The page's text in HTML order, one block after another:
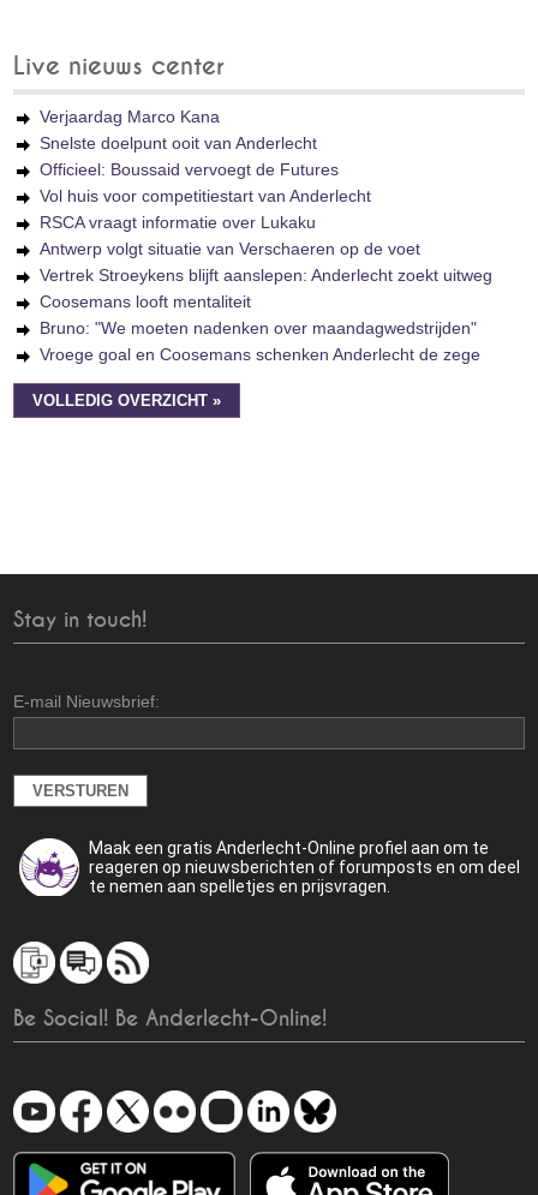
Live nieuws center
Verjaardag Marco Kana
Snelste doelpunt ooit van Anderlecht
Officieel: Boussaid vervoegt de Futures
Vol huis voor competitiestart van Anderlecht
RSCA vraagt informatie over Lukaku
Antwerp volgt situatie van Verschaeren op de voet
Vertrek Stroeykens blijft aanslepen: Anderlecht zoekt uitweg
Coosemans looft mentaliteit
Bruno: "We moeten nadenken over maandagwedstrijden"
Vroege goal en Coosemans schenken Anderlecht de zege
VOLLEDIG OVERZICHT »
Stay in touch!
E-mail Nieuwsbrief:
Maak een gratis Anderlecht-Online profiel aan om te
reageren op nieuwsberichten of forumposts en om deel
te nemen aan spelletjes en prijsvragen.
Be Social! Be Anderlecht-Online!